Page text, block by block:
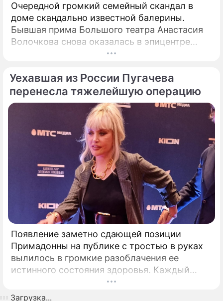
Очередной громкий семейный скандал в
доме скандально известной балерины.
Бывшая прима Большого театра Анастасия
Волочкова снова оказалась в эпицентре
громкого разбора полетов, который на этот
Уехавшая из России Пугачева
перенесла тяжелейшую операцию
Появление заметно сдающей позиции
Примадонны на публике с тростью в руках
вылилось в громкие разоблачения ее
истинного состояния здоровья. Каждый
выход некогда главной певицы страны в
свет сегодня рассматривается буквально
Загрузка...